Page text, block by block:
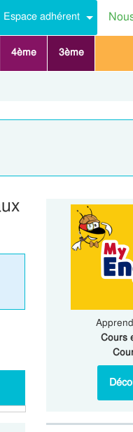
Espace adhérent
4ème 3ème
Cours